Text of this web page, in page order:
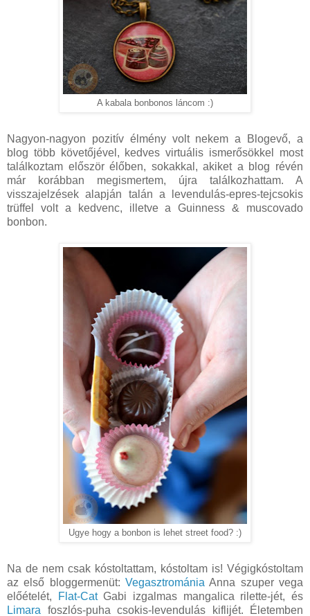
A kabala bonbonos láncom :)
Nagyon-nagyon pozitív élmény volt nekem a Blogevő, a
blog több követőjével, kedves virtuális ismerősökkel most
találkoztam először élőben, sokakkal, akiket a blog révén
már korábban megismertem, újra találkozhattam. A
visszajelzések alapján talán a levendulás-epres-tejcsokis
trüffel volt a kedvenc, illetve a Guinness & muscovado
bonbon.
Ugye hogy a bonbon is lehet street food? :)
Na de nem csak kóstoltattam, kóstoltam is! Végigkóstoltam
az első bloggermenüt: Vegasztrománia Anna szuper vega
előételét,
Flat-CatGabi izgalmas mangalica rilette-jét, és
Limara foszlós-puha csokis-levendulás kiflijét. Életemben